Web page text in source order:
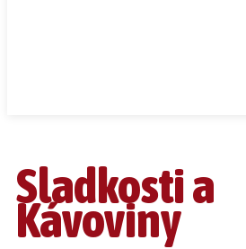
Sladkosti a
Kávoviny